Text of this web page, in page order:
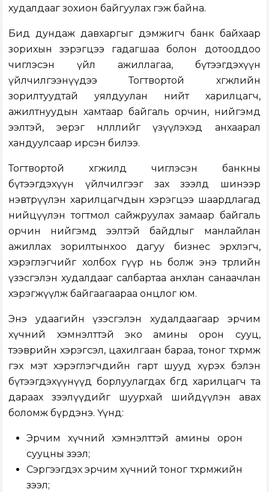
худалдааг зохион байгуулах гэж байна.
Бид дундаж давхаргыг дэмжигч банк байхаар
зорихын зэрэгцээ гадагшаа болон дотооддоо
чиглэсэн үйл ажиллагаа, бүтээгдэхүүн
үйлчилгээнүүдээ Тогтвортой хөгжлийн
зорилтуудтай уялдуулан нийт харилцагч,
ажилтнуудын хамтаар байгаль орчин, нийгэмд
ээлтэй, эерэг нөлөөллийг үзүүлэхэд анхаарал
хандуулсаар ирсэн билээ.
Тогтвортой хөгжилд чиглэсэн банкны
бүтээгдэхүүн үйлчилгээг зах зээлд шинээр
нэвтрүүлэн харилцагчдын хэрэгцээ шаардлагад
нийцүүлэн тогтмол сайжруулах замаар байгаль
орчин нийгэмд ээлтэй байдлыг манлайлан
ажиллах зорилтынхоо дагуу бизнес эрхлэгч,
хэрэглэгчийг холбох гүүр нь болж энэ төрлийн
үзэсгэлэн худалдааг салбартаа анхлан санаачлан
хэрэгжүүлж байгаагаараа онцлог юм.
Энэ удаагийн үзэсгэлэн худалдаагаар эрчим
хүчний хэмнэлттэй эко амины орон сууц,
тээврийн хэрэгсэл, цахилгаан бараа, тоног төхөөрөмж
гэх мэт хэрэглэгчдийн гарт шууд хүрэх бэлэн
бүтээгдэхүүнүүд борлуулагдах бөгөөд харилцагч та
дараах зээлүүдийг шуурхай шийдүүлэн авах
боломж бүрдэнэ. Үүнд:
Эрчим хүчний хэмнэлттэй амины орон
сууцны зээл;
Сэргээгдэх эрчим хүчний тоног төхөөрөмжийн
зээл;